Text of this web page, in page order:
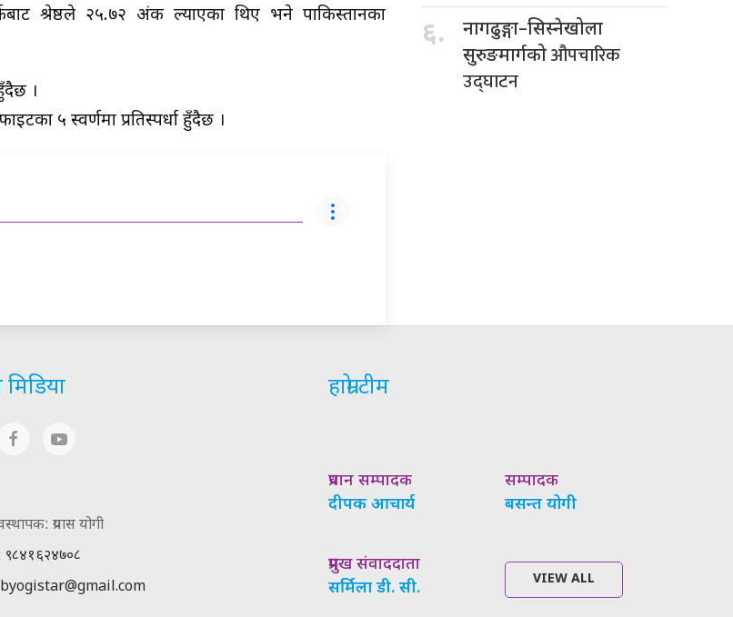
श्रेष्ठले २५.७२ अंक ल्याएका थिए भने पाकिस्तानका
।
५ स्वर्णमा प्रतिस्पर्धा हुँदैछ ।
६.
नागढुङ्गा–सिस्नेखोला
सुरुङमार्गकोऔपचारिक
उद्घाटन
प्रयास योगी
९८४१६२४७०८
byogistar@gmail.com
हाम्रो टीम
प्रधान सम्पादक
दीपक आचार्य
सम्पादक
बसन्त योगी
प्रमुख संवाददाता
सर्मिला डी. सी.
VIEW ALL